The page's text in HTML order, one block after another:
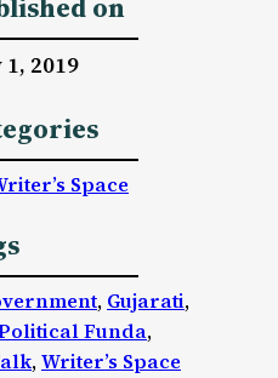
on
2019
Space
, Gujarati
Funda
, Writer’s Space